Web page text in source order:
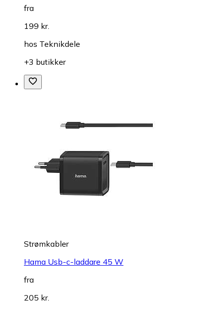
fra
199 kr.
hos Teknikdele
+3 butikker
Strømkabler
Hama Usb-c-laddare 45 W
fra
205 kr.